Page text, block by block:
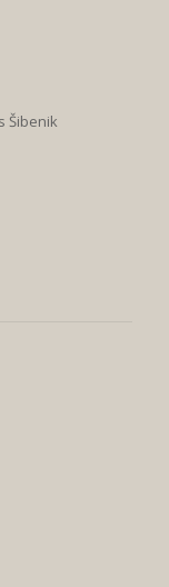
Šibenik